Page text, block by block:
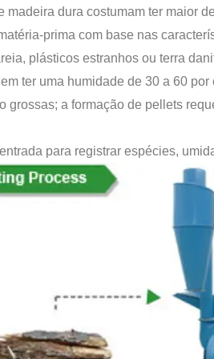
madeira dura costumam ter maior
prima com base nas
plásticos estranhos ou terra
ter uma humidade de 30 a 60
grossas; a formação de pellets
para registrar espécies,